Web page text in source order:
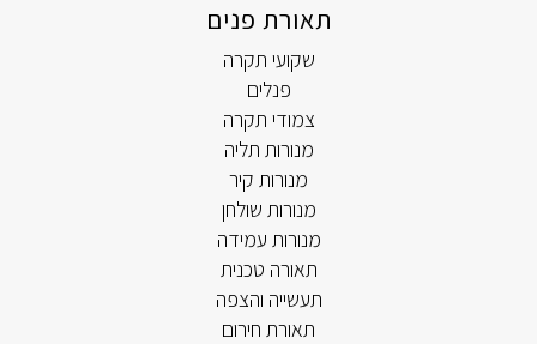
תאורת פנים
שקועי תקרה
פנלים
צמודי תקרה
מנורות תליה
מנורות קיר
מנורות שולחן
מנורות עמידה
תאורה טכנית
תעשייה והצפה
תאורת חירום